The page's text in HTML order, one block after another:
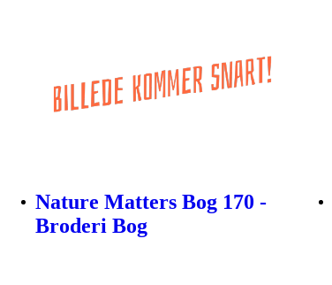
Nature Matters Bog 170 -
Broderi Bog